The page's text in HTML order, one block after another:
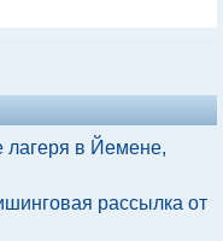
лагеря в Йемене,
рассылка от